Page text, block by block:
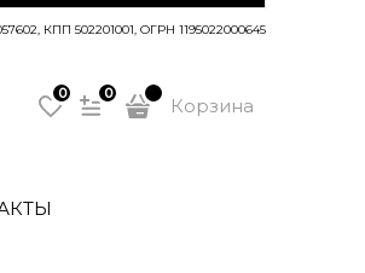
КПП 502201001, ОГРН 1195022000645
0 0
Корзина